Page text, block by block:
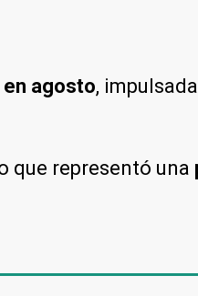
agosto,
que representó una